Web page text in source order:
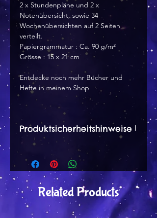
2 x Stundenpläne und 2 x
Notenübersicht, sowie 34
Wochenübersichten auf 2 Seiten
verteilt.
Papiergrammatur : Ca. 90 g/m²
Grösse : 15 x 21 cm
Entdecke noch mehr Bücher und
Hefte in meinem Shop
Produktsicherheitshinweise
Herstellerangaben:
Dana Peter
Wernsbachstr. 12 a
57250 Netphen
tinytami [at] web.de
Related Products